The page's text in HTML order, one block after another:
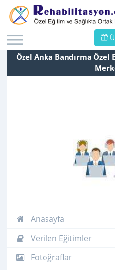
Özel Anka Bandırma
Anasayfa
Verilen Eğitimler
Fotoğraflar